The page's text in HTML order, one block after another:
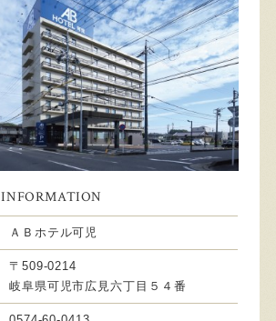
INFORMATION
ＡＢホテル可児
〒509-0214
岐阜県可児市広見六丁目５４番